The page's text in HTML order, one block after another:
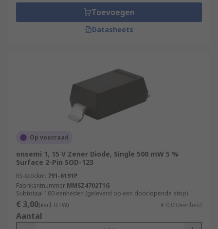
Avalanche
Typical applications of Zener diodes?
equipment and are used to protect circuits from
overvoltage and electrostatic discharge or for
switching applications. They are one of the basic
building blocks of electronic circuits. Zener
diodes work reliably in the breakdown region,
unlike normal diodes which would overheat. They
are the most common and handiest solutions to a
number of needs in a circuit design.
Toevoegen
Datasheets
Op voorraad
onsemi 1, 15 V Zener Diode, Single 500 mW 5 %
Surface 2-Pin SOD-123
RS-stocknr. 791-6191P
Fabrikantnummer MMSZ4702T1G
Subtotaal 100 eenheden (geleverd op een doorlopende strip)
€ 3,00(excl. BTW) € 0,03/eenheid
Aantal